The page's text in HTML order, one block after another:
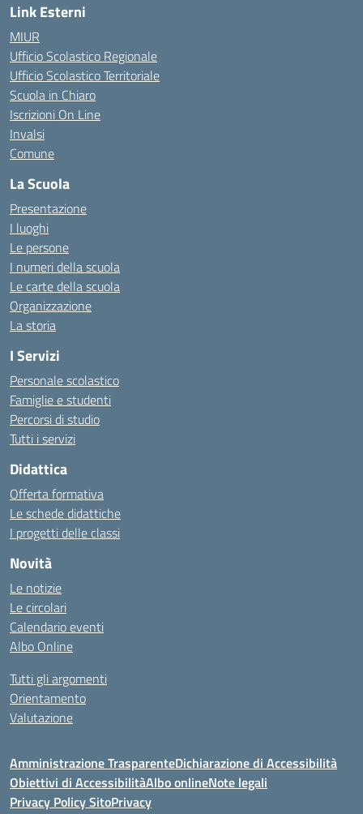
Link Esterni
MIUR
Ufficio Scolastico Regionale
Ufficio Scolastico Territoriale
Scuola in Chiaro
Iscrizioni On Line
Invalsi
Comune
La Scuola
Presentazione
I luoghi
Le persone
I numeri della scuola
Le carte della scuola
Organizzazione
La storia
I Servizi
Personale scolastico
Famiglie e studenti
Percorsi di studio
Tutti i servizi
Didattica
Offerta formativa
Le schede didattiche
I progetti delle classi
Novità
Le notizie
Le circolari
Calendario eventi
Albo Online
Tutti gli argomenti
Orientamento
Valutazione
Amministrazione TrasparenteDichiarazione di Accessibilità
Obiettivi di AccessibilitàAlbo onlineNote legali
Privacy Policy SitoPrivacy